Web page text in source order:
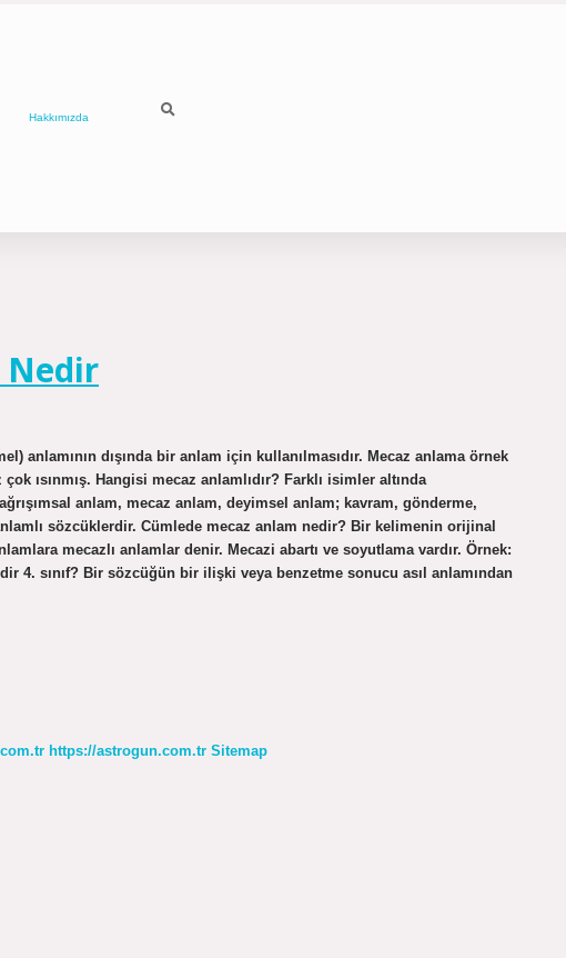
Hakkımızda
Nedir
anlamının dışında bir anlam için kullanılmasıdır. Mecaz anlama örnek
ısınmış. Hangisi mecaz anlamlıdır? Farklı isimler altında
anlam, mecaz anlam, deyimsel anlam; kavram, gönderme,
sözcüklerdir. Cümlede mecaz anlam nedir? Bir kelimenin orijinal
mecazlı anlamlar denir. Mecazi abartı ve soyutlama vardır. Örnek:
4. sınıf? Bir sözcüğün bir ilişki veya benzetme sonucu asıl anlamından
https://astrogun.com.tr Sitemap